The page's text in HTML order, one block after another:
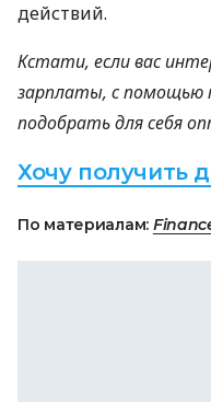
действий.
Кстати, если вас
зарплаты, с помощью
подобрать для себя
Хочу получить
По материалам: